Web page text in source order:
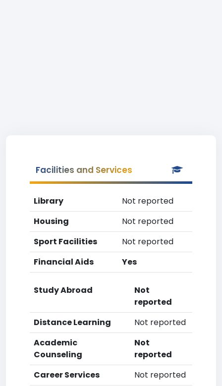
Facilities and Services
Library
Not reported
Housing
Not reported
Sport Facilities
Not reported
Financial Aids
Yes
Study Abroad
Not
reported
Distance Learning
Not reported
Academic
Counseling
Not
reported
Career Services
Not reported